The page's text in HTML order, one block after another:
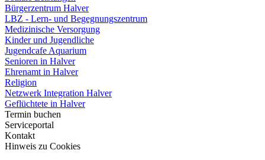
Bürgerzentrum Halver
LBZ - Lern- und Begegnungszentrum
Medizinische Versorgung
Kinder und Jugendliche
Jugendcafe Aquarium
Senioren in Halver
Ehrenamt in Halver
Religion
Netzwerk Integration Halver
Geflüchtete in Halver
Termin buchen
Serviceportal
Kontakt
Hinweis zu Cookies